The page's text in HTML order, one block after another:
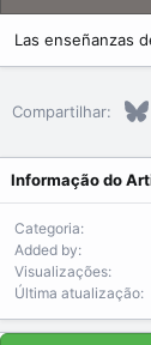
e
Las enseñanzas
Compartilhar:
Informação do
Categoria
Added by
Visualizações
Última atualização